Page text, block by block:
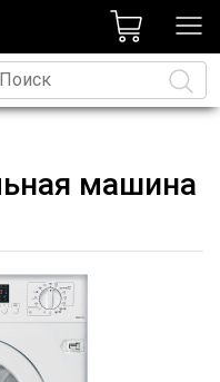
Язык
машина